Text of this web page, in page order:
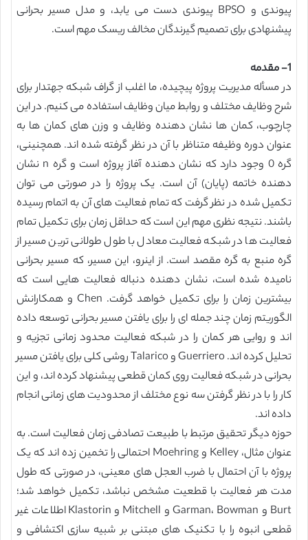
پیوندی و BPSO پیوندی دست می یابد، و مدل مسیر بحرانی
پیشنهادی برای تصمیم گیرندگان مخالف ریسک مهم است.
1- مقدمه
در مسأله مدیریت پروژه پیچیده، ما اغلب از گراف شبکه جهتدار برای
شرح وظایف مختلف و روابط میان وظایف استفاده می کنیم. در این
چارچوب، کمان ها نشان دهنده وظایف و وزن های کمان ها به
عنوان دوره وظیفه متناظر با آن در نظر گرفته شده اند. همچنینی،
گره 0 وجود دارد که نشان دهنده آفاز پروژه است و گره n نشان
دهنده خاتمه (پایان) آن است. یک پروژه را در صورتی می توان
تکمیل شده در نظر گرفت که تمام فعالیت های آن به اتمام رسیده
باشند. نتیجه نظری مهم این است که حداقل زمان برای تکمیل تمام
فعالیت ها در شبکه فعالیت معادل با طول طولانی ترین مسیر از
گره منبع به گره مقصد است. از اینرو، این مسیر، که مسیر بحرانی
نامیده شده است، نشان دهنده دنباله فعالیت هایی است که
بیشترین زمان را برای تکمیل خواهد گرفت. Chen و همکارانش
الگوریتم زمان چند جمله ای را برای یافتن مسیر بحرانی توسعه داده
اند و روایی هر کمان را در شبکه فعالیت محدود زمانی تجزیه و
تحلیل کرده اند. Guerriero و Talarico روشی کلی برای یافتن مسیر
بحرانی در شبکه فعالیت روی کمان قطعی پیشنهاد کرده اند، و این
کار را با در نظر گرفتن سه نوع مختلف از محدودیت های زمانی انجام
داده اند.
حوزه دیگر تحقیق مرتبط با طبیعت تصادفی زمان فعالیت است. به
عنوان مثال، Kelley و Moehring احتمالی را تخمین زده اند که یک
پروژه با آن احتمال با ضرب العجل های معینی، در صورتی که طول
مدت هر فعالیت با قطعیت مشخص نباشد، تکمیل خواهد شد؛
Burt و Garman، Bowman و Mitchell و Klastorin اطلاعات غیر
قطعی انبوه را با تکنیک های مبتنی بر شبیه سازی اکتشافی و